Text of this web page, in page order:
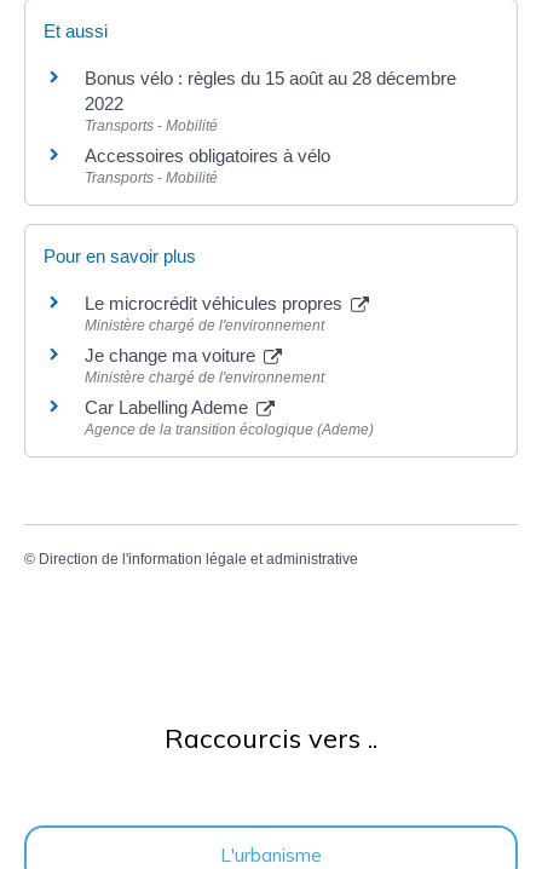
Et aussi
Bonus vélo : règles du 15 août au 28 décembre
2022
Transports - Mobilité
Accessoires obligatoires à vélo
Transports - Mobilité
Pour en savoir plus
Le microcrédit véhicules propres
Ministère chargé de l'environnement
Je change ma voiture
Ministère chargé de l'environnement
Car Labelling Ademe
Agence de la transition écologique (Ademe)
© Direction de l'information légale et administrative
Raccourcis vers ..
L'urbanisme